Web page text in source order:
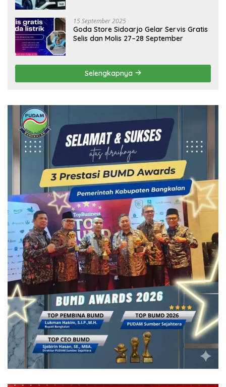
15 September 2025
Goda Store Sidoarjo Gelar Servis Gratis
Selis dan Molis 27–28 September
Selengkapnya